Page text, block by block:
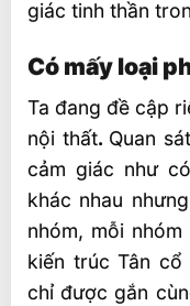
giác tinh thần
Có mấy loại
Ta đang đề cập
nội thất. Quan
cảm giác như
khác nhau
nhóm, mỗi
kiến trúc Tân
chỉ được gắn